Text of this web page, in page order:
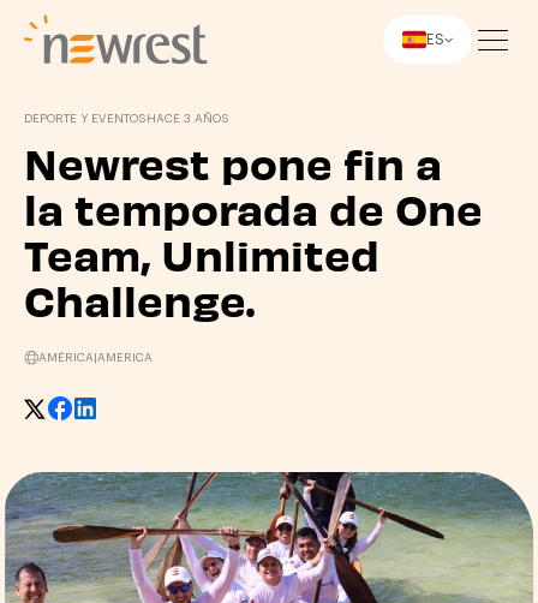
ES
DEPORTE Y EVENTOS HACE 3 AÑOS
Newrest pone fin a
la temporada de One
Team, Unlimited
Challenge.
AMÉRICA AMERICA